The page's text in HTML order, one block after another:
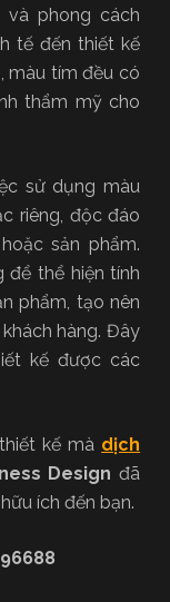
và phong cách
tế đến thiết kế
màu tím đều có
thẩm mỹ cho
sử dụng màu
riêng, độc đáo
sản phẩm.
thể hiện tính
phẩm, tạo nên
hàng. Đây
kế được các
kế mà dịch
Design đã
ích đến bạn.